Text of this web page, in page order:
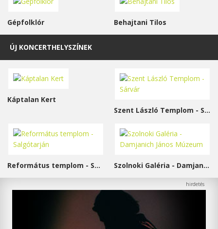
Gépfolklór Behajtani Tilos
ÚJ KONCERTHELYSZÍNEK
Káptalan Kert
Szent László Templom - Sárvár
Református templom - Salgótarján Szolnoki Galéria - Damjanich János Múzeum